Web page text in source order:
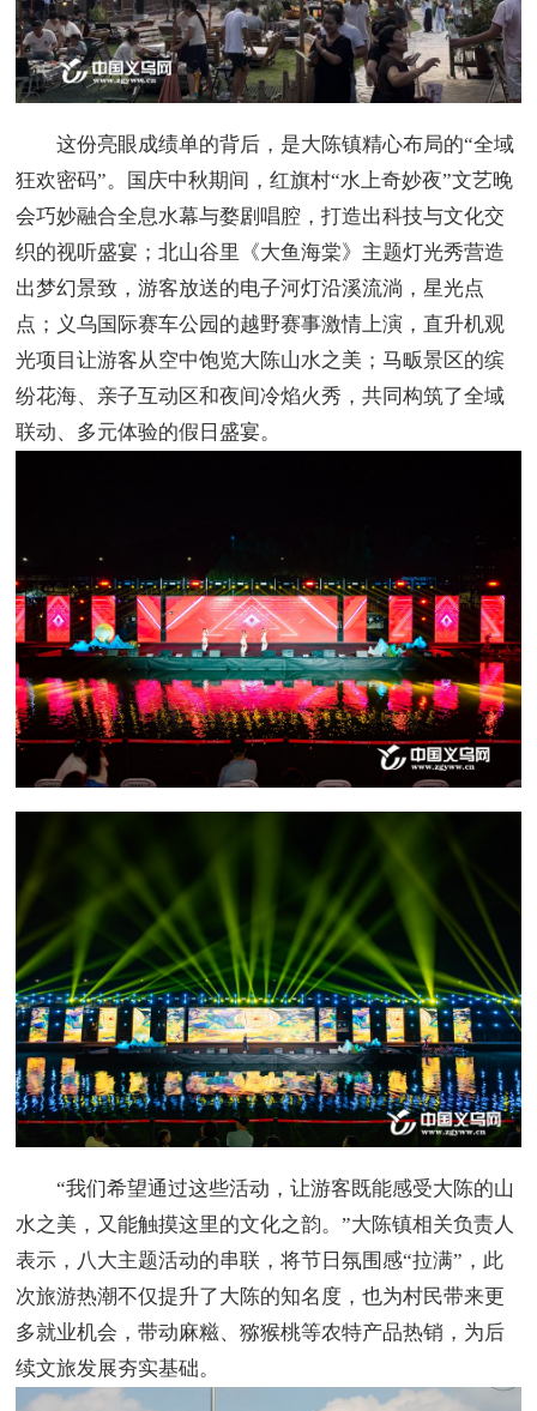
这份亮眼成绩单的背后，是大陈镇精心布局的“全域
狂欢密码”。国庆中秋期间，红旗村“水上奇妙夜”文艺晚
会巧妙融合全息水幕与婺剧唱腔，打造出科技与文化交
织的视听盛宴；北山谷里《大鱼海棠》主题灯光秀营造
出梦幻景致，游客放送的电子河灯沿溪流淌，星光点
点；义乌国际赛车公园的越野赛事激情上演，直升机观
光项目让游客从空中饱览大陈山水之美；马畈景区的缤
纷花海、亲子互动区和夜间冷焰火秀，共同构筑了全域
联动、多元体验的假日盛宴。
“我们希望通过这些活动，让游客既能感受大陈的山
水之美，又能触摸这里的文化之韵。”大陈镇相关负责人
表示，八大主题活动的串联，将节日氛围感“拉满”，此
次旅游热潮不仅提升了大陈的知名度，也为村民带来更
多就业机会，带动麻糍、猕猴桃等农特产品热销，为后
续文旅发展夯实基础。